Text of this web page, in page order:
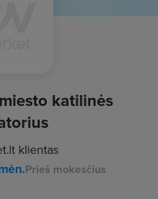
katilinės
klientas
Prieš mokesčius